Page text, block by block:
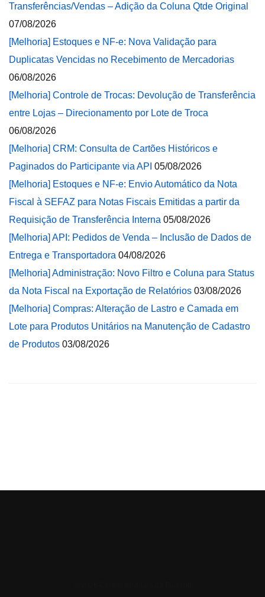
Transferências/Vendas – Adição da Coluna Qtde Original
07/08/2026
[Melhoria] Estoques e NF-e: Nova Validação para
Duplicatas Vencidas no Recebimento de Mercadorias
06/08/2026
[Melhoria] Controle de Trocas: Devolução de Transferência
entre Lojas – Direcionamento por Lote de Troca
06/08/2026
[Melhoria] CRM: Consulta de Cartões Históricos e
Paginados do Participante via API 05/08/2026
[Melhoria] Estoques e NF-e: Envio Automático da Nota
Fiscal à SEFAZ para Notas Fiscais Emitidas a partir da
Requisição de Transferência Interna 05/08/2026
[Melhoria] API: Pedidos de Venda – Inclusão de Dados de
Entrega e Transportadora 04/08/2026
[Melhoria] Administração: Novo Filtro e Coluna para Status
da Nota Fiscal na Exportação de Relatórios 03/08/2026
[Melhoria] Compras: Alteração de Lastro e Camada em
Lote para Produtos Unitários na Manutenção de Cadastro
de Produtos 03/08/2026